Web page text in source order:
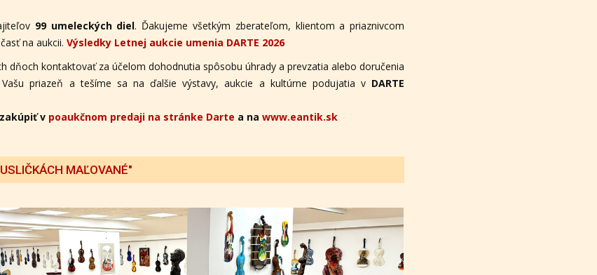
99 umeleckých diel. Ďakujeme všetkým zberateľom, klientom a priaznivcom
na aukcii. Výsledky Letnej aukcie umenia DARTE 2026
dňoch kontaktovať za účelom dohodnutia spôsobu úhrady a prevzatia alebo doručenia
Vašu priazeň a tešíme sa na ďalšie výstavy, aukcie a kultúrne podujatia v DARTE
v poaukčnom predaji na stránke Darte a na www.eantik.sk
MAĽOVANÉ"